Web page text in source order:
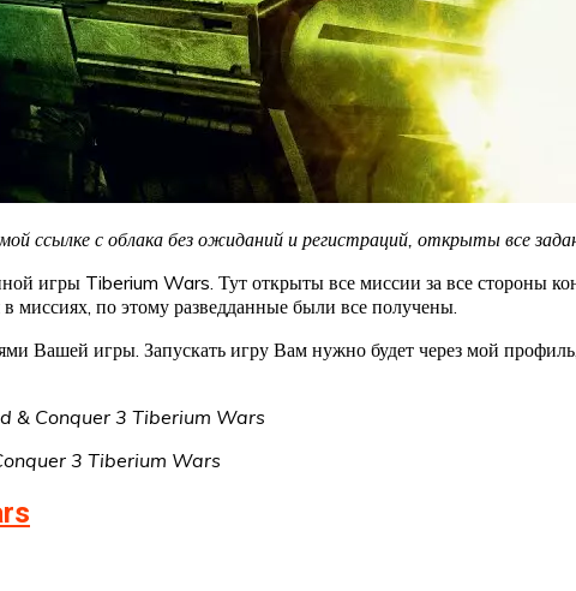
ссылке с облака без ожиданий и регистраций, открыты все
игры Tiberium Wars. Тут открыты все миссии за все стороны
миссиях, по этому разведданные были все получены.
Вашей игры. Запускать игру Вам нужно будет через мой
& Conquer 3 Tiberium Wars
3 Tiberium Wars